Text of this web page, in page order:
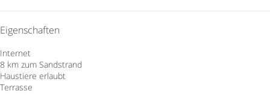
Eigenschaften
Internet
8 km zum Sandstrand
Haustiere erlaubt
Terrasse